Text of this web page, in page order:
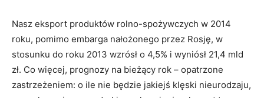
Nasz eksport produktów rolno-spożywczych w 2014
roku, pomimo embarga nałożonego przez Rosję, w
stosunku do roku 2013 wzrósł o 4,5% i wyniósł 21,4 mld
zł. Co więcej, prognozy na bieżący rok – opatrzone
zastrzeżeniem: o ile nie będzie jakiejś klęski nieurodzaju,